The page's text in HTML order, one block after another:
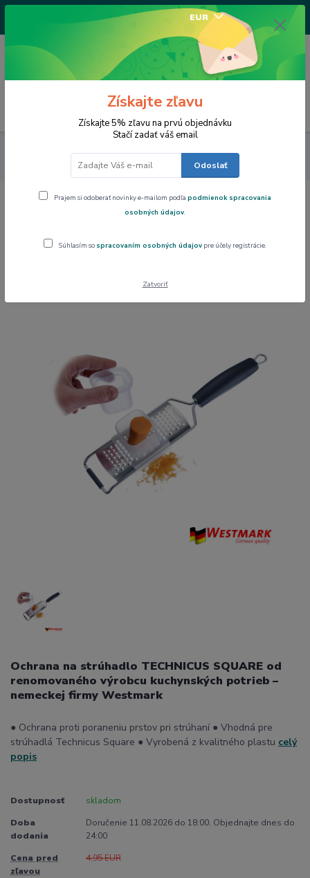
EUR
/Po-Pi 9-17 hod/
0,00 EUR
WESTMARK Ochrana na strúhadlo TECHNICUS
WESTMARK Ochrana na strúhadlo
Ochrana na strúhadlo TECHNICUS SQUARE od
renomovaného výrobcu kuchynských potrieb –
nemeckej firmy Westmark
● Ochrana proti poraneniu prstov pri strúhaní ● Vhodná pre
strúhadlá Technicus Square ● Vyrobená z kvalitného plastu celý
popis
Dostupnosť skladom
Doba
dodania
Doručenie 11.08.2026 do 18:00. Objednajte dnes do
24:00
Cena pred
zľavou
4,95 EUR
Získajte zľavu
Získajte 5% zľavu na prvú objednávku
Stačí zadať váš email
Odoslať
Prajem si odoberať novinky e-mailom podľa podmienok spracovania
osobných údajov.
Súhlasím so spracovaním osobných údajov pre účely registrácie.
Zatvoriť